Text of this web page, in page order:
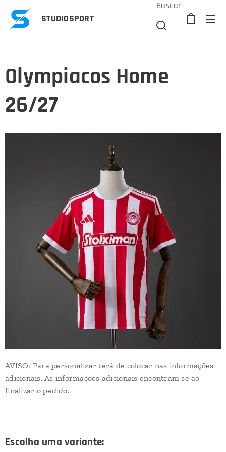
STUDIOSPORT
Buscar
Olympiacos Home
26/27
AVISO: Para personalizar terá de colocar nas informações
adicionais. As informações adicionais encontram se ao
finalizar o pedido.
Escolha uma variante: